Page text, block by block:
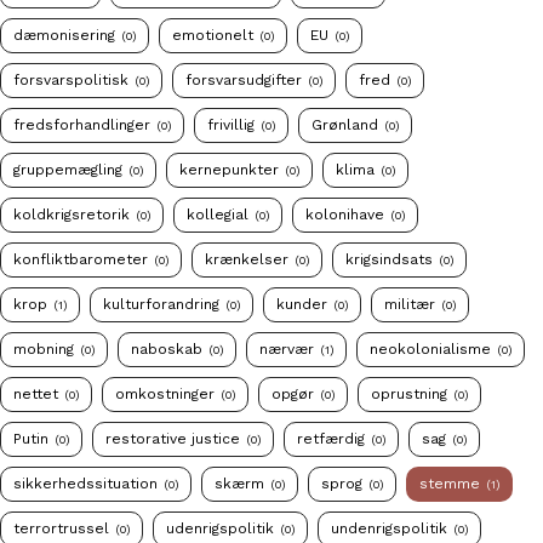
dæmonisering (0) emotionelt (0) EU (0)
forsvarspolitisk (0) forsvarsudgifter (0) fred (0)
fredsforhandlinger (0) frivillig (0) Grønland (0)
gruppemægling (0) kernepunkter (0) klima (0)
koldkrigsretorik (0) kollegial (0) kolonihave (0)
konfliktbarometer (0) krænkelser (0) krigsindsats (0)
krop (1) kulturforandring (0) kunder (0) militær (0)
mobning (0) naboskab (0) nærvær (1) neokolonialisme (0)
nettet (0) omkostninger (0) opgør (0) oprustning (0)
Putin (0) restorative justice (0) retfærdig (0) sag (0)
sikkerhedssituation (0) skærm (0) sprog (0) stemme (1)
terrortrussel (0) udenrigspolitik (0) undenrigspolitik (0)